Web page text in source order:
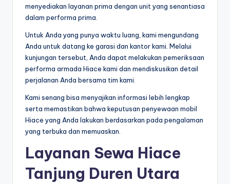
menyediakan layanan prima dengan unit yang senantiasa
dalam performa prima.
Untuk Anda yang punya waktu luang, kami mengundang
Anda untuk datang ke garasi dan kantor kami. Melalui
kunjungan tersebut, Anda dapat melakukan pemeriksaan
performa armada Hiace kami dan mendiskusikan detail
perjalanan Anda bersama tim kami.
Kami senang bisa menyajikan informasi lebih lengkap
serta memastikan bahwa keputusan penyewaan mobil
Hiace yang Anda lakukan berdasarkan pada pengalaman
yang terbuka dan memuaskan.
Layanan Sewa Hiace
Tanjung Duren Utara